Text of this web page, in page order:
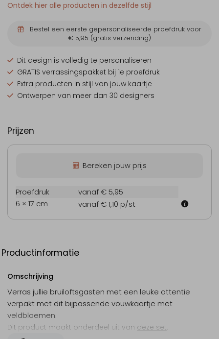
Ontdek hier alle producten in dezelfde stijl
Bestel een eerste gepersonaliseerde proefdruk voor
€ 5,95 (gratis verzending)
Dit design is volledig te personaliseren
GRATIS verrassingspakket bij 1e proefdruk
Extra producten in stijl van jouw kaartje
Ontwerpen van meer dan 30 designers
Prijzen
Bereken jouw prijs
Proefdruk
vanaf € 5,95
6 × 17 cm
vanaf € 1,10 p/st
Productinformatie
Omschrijving
Verras jullie bruiloftsgasten met een leuke attentie
verpakt met dit bijpassende vouwkaartje met
veldbloemen.
Dit product maakt onderdeel uit van deze set